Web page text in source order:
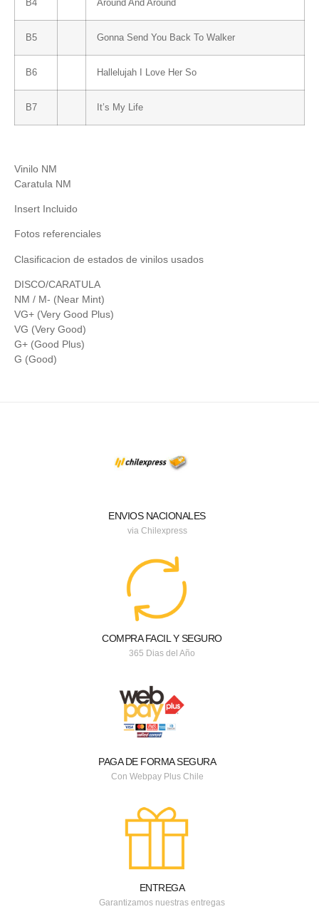
B4 Around And Around
B5 Gonna Send You Back To Walker
B6 Hallelujah I Love Her So
B7 It’s My Life
Vinilo NM
Caratula NM
Insert Incluido
Fotos referenciales
Clasificacion de estados de vinilos usados
DISCO/CARATULA
NM / M- (Near Mint)
VG+ (Very Good Plus)
VG (Very Good)
G+ (Good Plus)
G (Good)
ENVIOS NACIONALES
via Chilexpress
COMPRA FACIL Y SEGURO
365 Dias del Año
PAGA DE FORMA SEGURA
Con Webpay Plus Chile
ENTREGA
Garantizamos nuestras entregas